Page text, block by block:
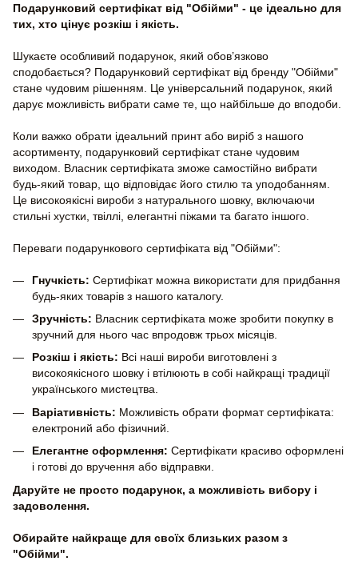
Подарунковий сертифікат від "Обійми" - це ідеально для
тих, хто цінує розкіш і якість.
Шукаєте особливий подарунок, який обов’язково
сподобається? Подарунковий сертифікат від бренду "Обійми"
стане чудовим рішенням. Це універсальний подарунок, який
дарує можливість вибрати саме те, що найбільше до вподоби.
Коли важко обрати ідеальний принт або виріб з нашого
асортименту, подарунковий сертифікат стане чудовим
виходом. Власник сертифіката зможе самостійно вибрати
будь-який товар, що відповідає його стилю та уподобанням.
Це високоякісні вироби з натурального шовку, включаючи
стильні хустки, твіллі, елегантні піжами та багато іншого.
Переваги подарункового сертифіката від "Обійми":
Гнучкість: Сертифікат можна використати для придбання
будь-яких товарів з нашого каталогу.
Зручність: Власник сертифіката може зробити покупку в
зручний для нього час впродовж трьох місяців.
Розкіш і якість: Всі наші вироби виготовлені з
високоякісного шовку і втілюють в собі найкращі традиції
українського мистецтва.
Варіативність: Можливість обрати формат сертифіката:
електроний або фізичний.
Елегантне оформлення: Сертифікати красиво оформлені
і готові до вручення або відправки.
Даруйте не просто подарунок, а можливість вибору і
задоволення.
Обирайте найкраще для своїх близьких разом з
"Обійми".